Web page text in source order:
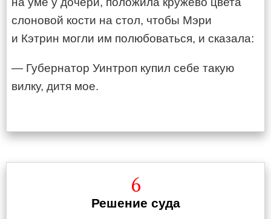
слоновой кости на стол, чтобы Мэри
и Кэтрин могли им полюбоваться, и сказала:
— Губернатор Уинтроп купил себе такую
вилку, дитя мое.
6
Решение суда